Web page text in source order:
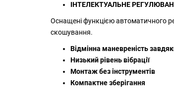
ІНТЕЛЕКТУАЛЬНЕ
Оснащені функцією автоматичного
скошування.
Відмінна маневреність
Низький рівень вібрації
Монтаж без інструментів
Компактне зберігання